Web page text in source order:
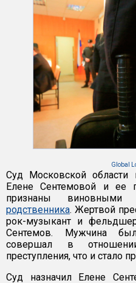
Global
Суд Московской области
Елене Сентемовой и ее
признаны
родственника. Жертвой
рок-музыкант и
Сентемов. Мужчина
совершал в
преступления, что и стало
Суд назначил Елене